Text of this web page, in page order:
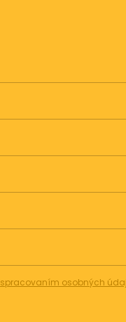
spracovaním osobných